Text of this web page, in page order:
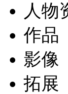
人物
作品
影像
拓展